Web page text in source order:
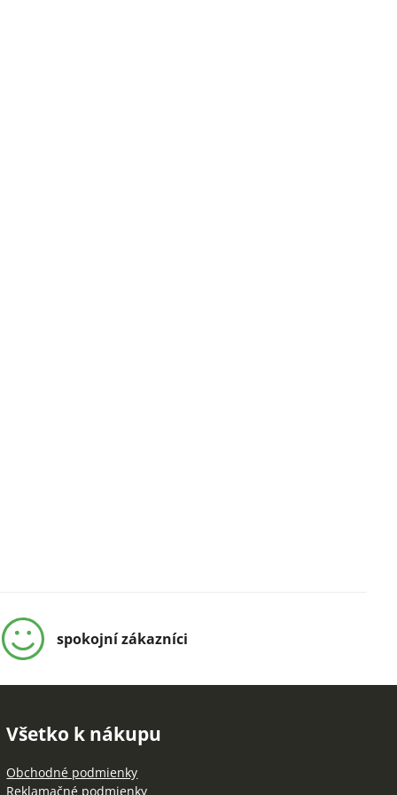
spokojní zákazníci
Všetko k nákupu
Obchodné podmienky
Reklamačné podmienky